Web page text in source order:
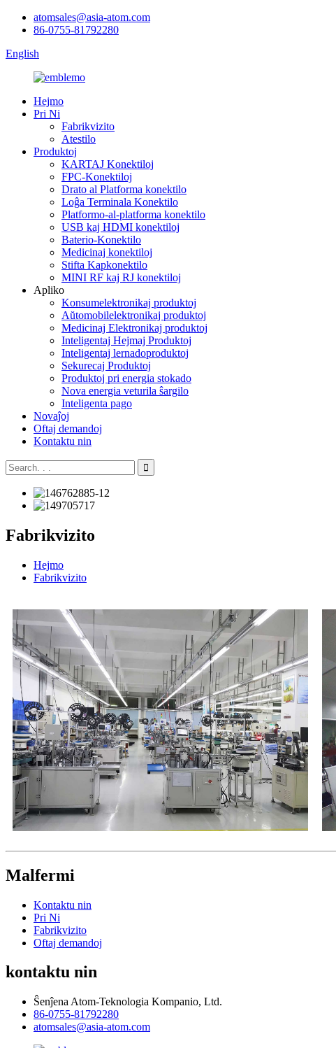
atomsales@asia-atom.com
86-0755-81792280
English
Hejmo
Pri Ni
Fabrikvizito
Atestilo
Produktoj
KARTAJ Konektiloj
FPC-Konektiloj
Drato al Platforma konektilo
Loĝa Terminala Konektilo
Platformo-al-platforma konektilo
USB kaj HDMI konektiloj
Baterio-Konektilo
Medicinaj konektiloj
Stifta Kapkonektilo
MINI RF kaj RJ konektiloj
Apliko
Konsumelektronikaj produktoj
Aŭtomobilelektronikaj produktoj
Medicinaj Elektronikaj produktoj
Inteligentaj Hejmaj Produktoj
Inteligentaj lernadoproduktoj
Sekurecaj Produktoj
Produktoj pri energia stokado
Nova energia veturila ŝargilo
Inteligenta pago
Novaĵoj
Oftaj demandoj
Kontaktu nin
Fabrikvizito
Hejmo
Fabrikvizito
Malfermi
Kontaktu nin
Pri Ni
Fabrikvizito
Oftaj demandoj
kontaktu nin
Ŝenĵena Atom-Teknologia Kompanio, Ltd.
86-0755-81792280
atomsales@asia-atom.com